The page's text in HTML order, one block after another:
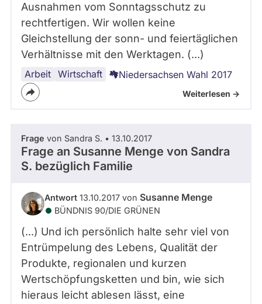
Ausnahmen vom Sonntagsschutz zu
rechtfertigen. Wir wollen keine
Gleichstellung der sonn- und feiertäglichen
Verhältnisse mit den Werktagen. (...)
Arbeit Wirtschaft
Handel Niedersachsen Wahl 2017
Weiterlesen ->
Frage von Sandra S. • 13.10.2017
Frage an Susanne Menge von Sandra
S. bezüglich Familie
Antwort 13.10.2017 von Susanne Menge
BÜNDNIS 90/­DIE GRÜNEN
(...) Und ich persönlich halte sehr viel von
Entrümpelung des Lebens, Qualität der
Produkte, regionalen und kurzen
Wertschöpfungsketten und bin, wie sich
hieraus leicht ablesen lässt, eine